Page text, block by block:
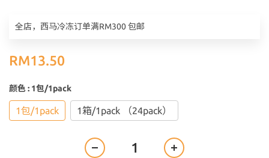
全店，西马冷冻订单满RM300 包邮
RM13.50
颜色: 1包/1pack
1包/1pack 1箱/1pack （24pack）